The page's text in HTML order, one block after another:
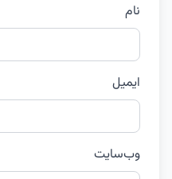
نام
ایمیل
وب‌سایت